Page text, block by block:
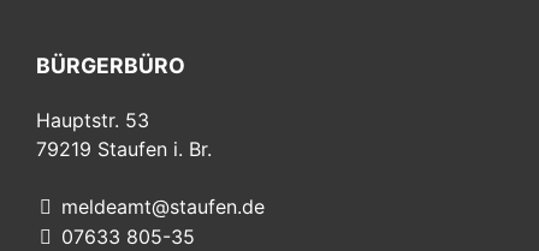
BÜRGERBÜRO
Hauptstr. 53
79219 Staufen i. Br.
meldeamt@staufen.de
07633 805-35